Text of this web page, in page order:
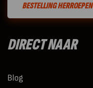
BESTELLING HERROEPEN
DIRECT NAAR
Blog